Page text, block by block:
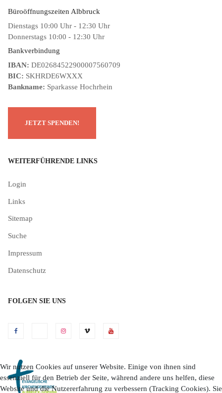
Büroöffnungszeiten Albbruck
Dienstags 10:00 Uhr - 12:30 Uhr
Donnerstags 10:00 - 12:30 Uhr
Bankverbindung
IBAN: DE02684522900007560709
BIC: SKHRDE6WXXX
Bankname: Sparkasse Hochrhein
WEITERFÜHRENDE LINKS
Login
Links
Sitemap
Suche
Impressum
Datenschutz
FOLGEN SIE UNS
Wir nutzen Cookies auf unserer Website. Einige von ihnen sind
essenziell für den Betrieb der Seite, während andere uns helfen, diese
Website und die Nutzererfahrung zu verbessern (Tracking Cookies). Sie